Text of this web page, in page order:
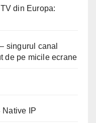
din Europa:
singurul canal
de pe micile ecrane
Native IP